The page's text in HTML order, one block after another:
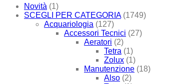
Novità (1)
SCEGLI PER CATEGORIA (1749)
Acquariologia (127)
Accessori Tecnici (27)
Aeratori (2)
Tetra (1)
Zolux (1)
Manutenzione (18)
Also (2)